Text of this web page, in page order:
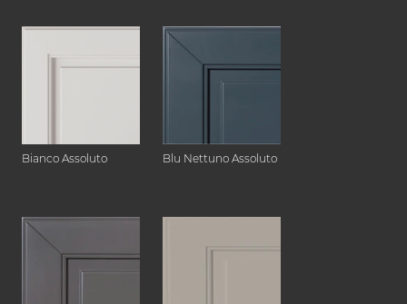
Bianco Assoluto Blu Nettuno Assoluto